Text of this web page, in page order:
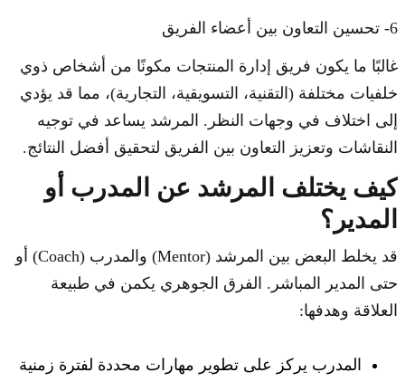
6- تحسين التعاون بين أعضاء الفريق
غالبًا ما يكون فريق إدارة المنتجات مكونًا من أشخاص ذوي
خلفيات مختلفة (التقنية، التسويقية، التجارية)، مما قد يؤدي
إلى اختلاف في وجهات النظر. المرشد يساعد في توجيه
النقاشات وتعزيز التعاون بين الفريق لتحقيق أفضل النتائج.
كيف يختلف المرشد عن المدرب أو
المدير؟
قد يخلط البعض بين المرشد (Mentor) والمدرب (Coach) أو
حتى المدير المباشر. الفرق الجوهري يكمن في طبيعة
العلاقة وهدفها:
المدرب يركز على تطوير مهارات محددة لفترة زمنية